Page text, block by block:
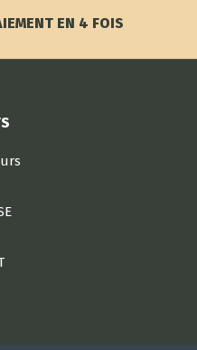
EN 4 FOIS